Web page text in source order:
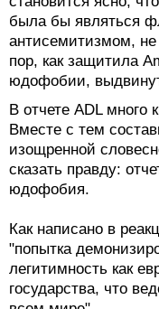
была бы являться
антисемитизмом,
пор, как защитила
юдофобии,
В отчете ADL много
Вместе с тем
изощренной
сказать правду:
юдофобия.
Как написано в
"попытка
легитимность как
государства, что